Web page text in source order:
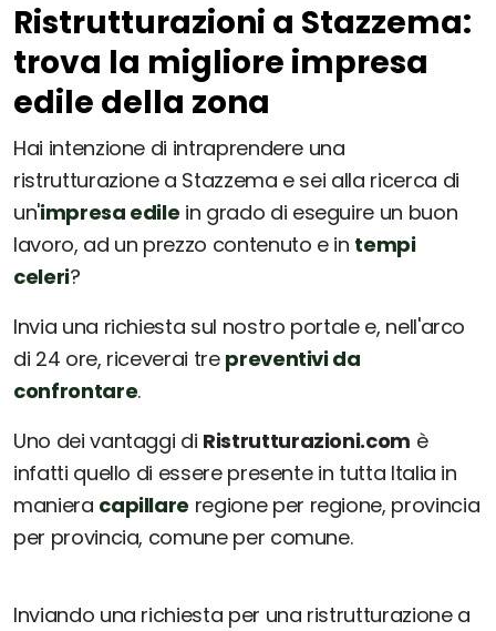
Ristrutturazioni a Stazzema:
trova la migliore impresa
edile della zona
Hai intenzione di intraprendere una
ristrutturazione a Stazzema e sei alla ricerca di
un'impresa edile in grado di eseguire un buon
lavoro, ad un prezzo contenuto e in tempi
celeri?
Invia una richiesta sul nostro portale e, nell'arco
di 24 ore, riceverai tre preventivi da
confrontare.
Uno dei vantaggi di Ristrutturazioni.com è
infatti quello di essere presente in tutta Italia in
maniera capillare regione per regione, provincia
per provincia, comune per comune.
Inviando una richiesta per una ristrutturazione a